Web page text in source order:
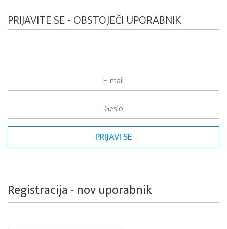
PRIJAVITE SE - OBSTOJEČI UPORABNIK
Registracija - nov uporabnik